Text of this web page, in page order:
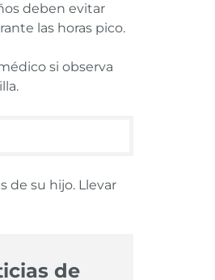
deben evitar
las horas pico.
si observa
de su hijo. Llevar
de